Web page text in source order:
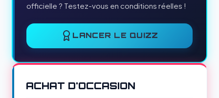
officielle ? Testez-vous en conditions réelles !
LANCER LE QUIZZ
ACHAT D'OCCASION